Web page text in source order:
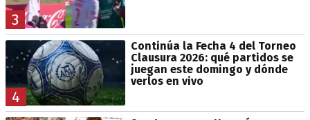
3
4
Continúa la Fecha 4 del Torneo
Clausura 2026: qué partidos se
juegan este domingo y dónde
verlos en vivo